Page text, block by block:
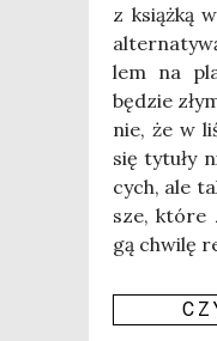
z książ­ką
lem na
będzie
nie, że w
się tytu­ły
cych, ale
sze, któ­re
gą chwi­lę